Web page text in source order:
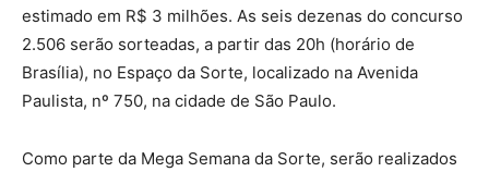
estimado em R$ 3 milhões. As seis dezenas do concurso
2.506 serão sorteadas, a partir das 20h (horário de
Brasília), no Espaço da Sorte, localizado na Avenida
Paulista, nº 750, na cidade de São Paulo.
Como parte da Mega Semana da Sorte, serão realizados